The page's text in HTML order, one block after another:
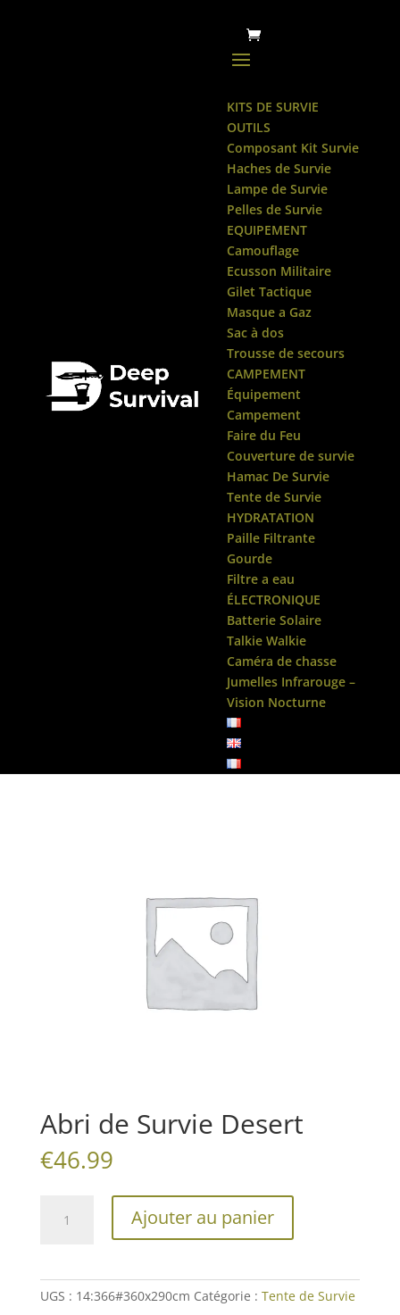
KITS DE SURVIE
OUTILS
Composant Kit Survie
Haches de Survie
Lampe de Survie
Pelles de Survie
EQUIPEMENT
Camouflage
Ecusson Militaire
Gilet Tactique
Masque a Gaz
Sac à dos
Trousse de secours
CAMPEMENT
Équipement
Campement
Faire du Feu
Couverture de survie
Hamac De Survie
Tente de Survie
HYDRATATION
Paille Filtrante
Gourde
Filtre a eau
ÉLECTRONIQUE
Batterie Solaire
Talkie Walkie
Caméra de chasse
Jumelles Infrarouge –
Vision Nocturne
/ Abri de Survie Desert
Abri de Survie Desert
€46.99
Ajouter au panier
UGS : 14:366#360x290cm Catégorie : Tente de Survie